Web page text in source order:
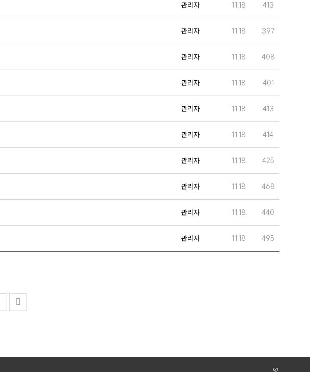
관리자 11.18 413
관리자 11.18 397
관리자 11.18 408
관리자 11.18 401
관리자 11.18 413
관리자 11.18 414
관리자 11.18 425
관리자 11.18 468
관리자 11.18 440
관리자 11.18 495